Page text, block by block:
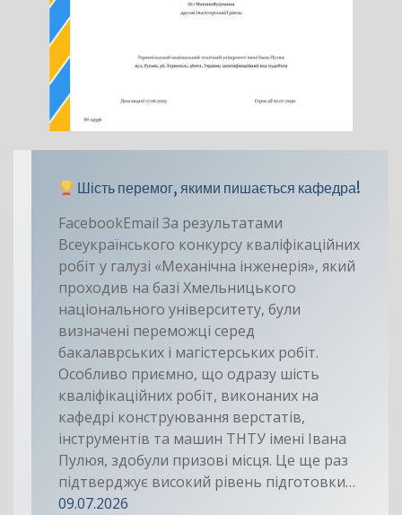
Шість перемог, якими пишається кафедра!
FacebookEmail За результатами
Всеукраїнського конкурсу кваліфікаційних
робіт у галузі «Механічна інженерія», який
проходив на базі Хмельницького
національного університету, були
визначені переможці серед
бакалаврських і магістерських робіт.
Особливо приємно, що одразу шість
кваліфікаційних робіт, виконаних на
кафедрі конструювання верстатів,
інструментів та машин ТНТУ імені Івана
Пулюя, здобули призові місця. Це ще раз
підтверджує високий рівень підготовки…
09.07.2026